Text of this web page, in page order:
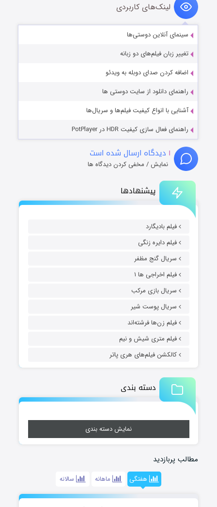
پیشنهادها
فیلم بادیگارد
فیلم دایره زنگی
سریال گنج مظفر
فیلم اخراجی ها ۱
سریال بازی مرکب
سریال پوست شیر
فیلم زن‌ها فرشته‌اند
فیلم متری شیش و نیم
کالکشن فیلم‌های هری پاتر
دسته بندی
نمایش دسته بندی
مطالب پربازدید
هفتگی ماهانه سالانه
لینک‌های کاربردی
سینمای آنلاین دوستی‌ها
تغییر زبان فیلم‌های دو زبانه
اضافه کردن صدای دوبله به ویدئو
راهنمای دانلود از سایت دوستی ها
آشنایی با انواع کیفیت فیلم‌ها و سریال‌ها
راهنمای فعال سازی کیفیت HDR در PotPlayer
۱ دیدگاه ارسال شده است
نمایش / مخفی کردن دیدگاه ها